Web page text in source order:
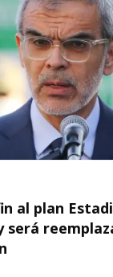
al plan
será